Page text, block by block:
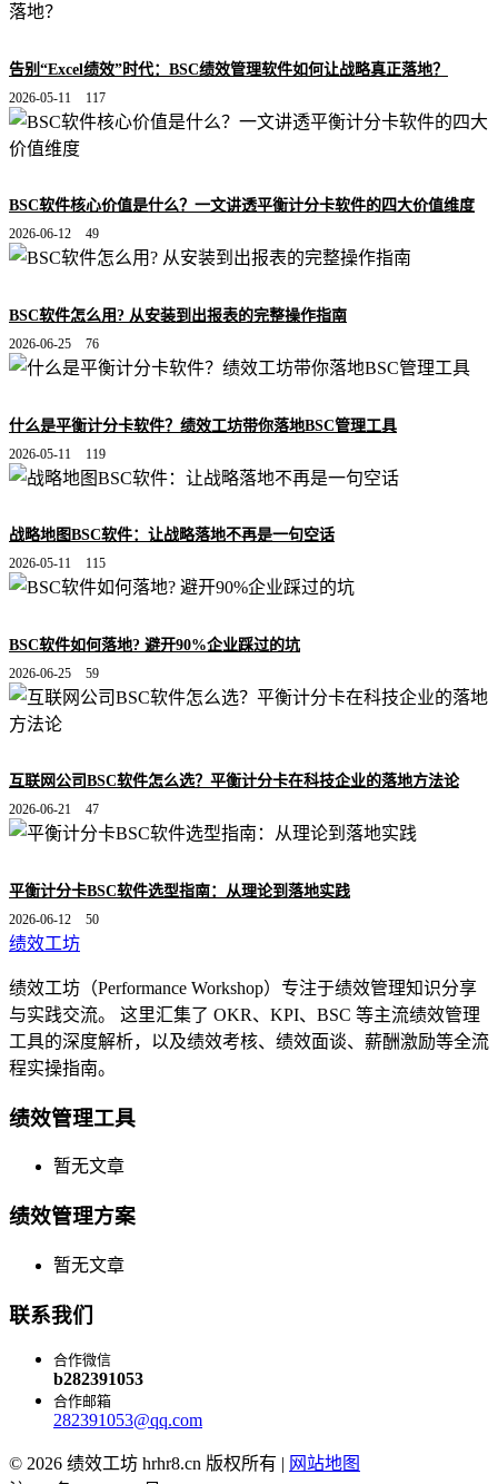
告别“Excel绩效”时代：BSC绩效管理软件如何让战略真正落地？
2026-05-11 117
BSC软件核心价值是什么？一文讲透平衡计分卡软件的四大价值维度
2026-06-12 49
BSC软件怎么用? 从安装到出报表的完整操作指南
2026-06-25 76
什么是平衡计分卡软件？绩效工坊带你落地BSC管理工具
2026-05-11 119
战略地图BSC软件：让战略落地不再是一句空话
2026-05-11 115
BSC软件如何落地? 避开90%企业踩过的坑
2026-06-25 59
互联网公司BSC软件怎么选？平衡计分卡在科技企业的落地方法论
2026-06-21 47
平衡计分卡BSC软件选型指南：从理论到落地实践
2026-06-12 50
绩效工坊
绩效工坊（Performance Workshop）专注于绩效管理知识分享
与实践交流。 这里汇集了 OKR、KPI、BSC 等主流绩效管理
工具的深度解析，以及绩效考核、绩效面谈、薪酬激励等全流
程实操指南。
绩效管理工具
暂无文章
绩效管理方案
暂无文章
联系我们
合作微信
b282391053
合作邮箱
282391053@qq.com
© 2026 绩效工坊 hrhr8.cn 版权所有 | 网站地图